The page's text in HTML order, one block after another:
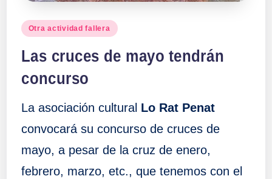
Publicado
Otra actividad fallera
Las cruces de mayo tendrán
concurso
La asociación cultural Lo Rat Penat
convocará su concurso de cruces de
mayo, a pesar de la cruz de enero,
febrero, marzo, etc., que tenemos con el